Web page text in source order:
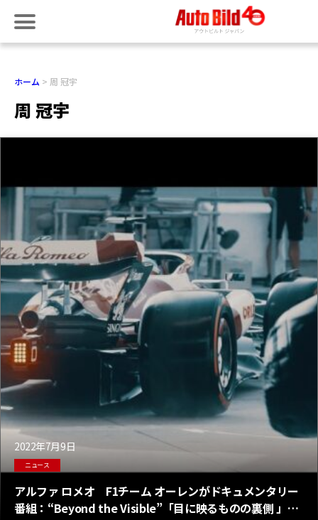
ホーム 周 冠宇
周 冠宇
2022年7月9日
ニュース
アルファ ロメオ F1チーム オーレンがドキュメンタリー
番組：“Beyond the Visible”「目に映るものの裏側 」を